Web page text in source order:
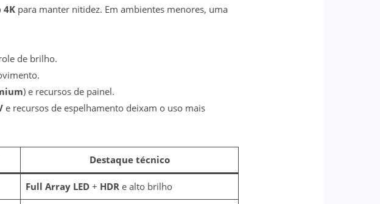
4K para manter nitidez. Em ambientes menores, uma
de brilho.
) e recursos de painel.
e recursos de espelhamento deixam o uso mais
Destaque técnico
Full Array LED+ HDR e alto brilho